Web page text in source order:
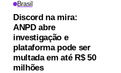
Brasil
Discord na mira:
ANPD abre
investigação e
plataforma pode ser
multada em até R$ 50
milhões